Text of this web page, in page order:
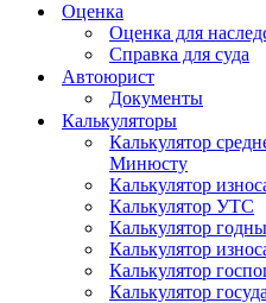
Оценка
Оценка для
Справка для суда
Автоюрист
Документы
Калькуляторы
Калькулятор
Минюсту
Калькулятор
Калькулятор УТС
Калькулятор
Калькулятор
Калькулятор
Калькулятор